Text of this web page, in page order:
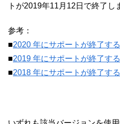
トが2019年11月12日で終了し
参考：
■2020 年にサポートが終了す
■2019 年にサポートが終了す
■2018 年にサポートが終了す